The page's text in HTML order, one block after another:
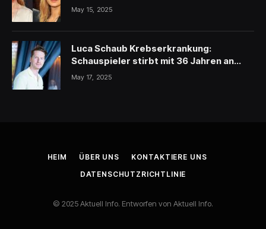
May 15, 2025
Luca Schaub Krebserkrankung:
Schauspieler stirbt mit 36 Jahren an
schwerer Krankheit
May 17, 2025
HEIM ÜBER UNS
KONTAKTIERE UNS
DATENSCHUTZRICHTLINIE
© 2025 Aktuell Info. Entworfen von Aktuell Info.